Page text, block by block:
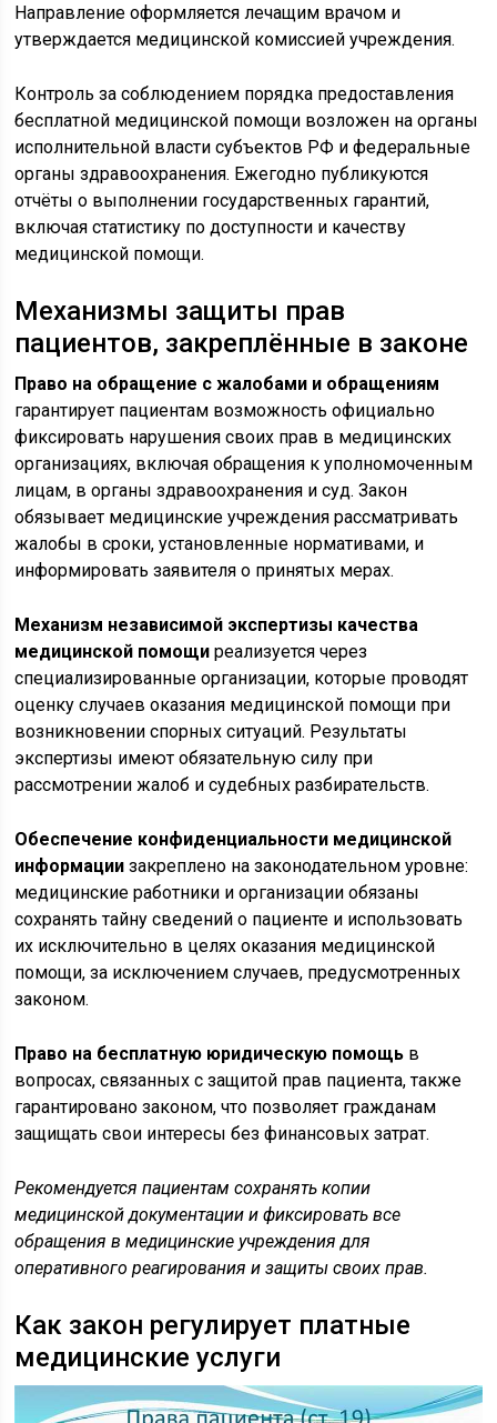
Направление оформляется лечащим врачом и
утверждается медицинской комиссией учреждения.
Контроль за соблюдением порядка предоставления
бесплатной медицинской помощи возложен на органы
исполнительной власти субъектов РФ и федеральные
органы здравоохранения. Ежегодно публикуются
отчёты о выполнении государственных гарантий,
включая статистику по доступности и качеству
медицинской помощи.
Механизмы защиты прав
пациентов, закреплённые в законе
Право на обращение с жалобами и обращениям
гарантирует пациентам возможность официально
фиксировать нарушения своих прав в медицинских
организациях, включая обращения к уполномоченным
лицам, в органы здравоохранения и суд. Закон
обязывает медицинские учреждения рассматривать
жалобы в сроки, установленные нормативами, и
информировать заявителя о принятых мерах.
Механизм независимой экспертизы качества
медицинской помощи реализуется через
специализированные организации, которые проводят
оценку случаев оказания медицинской помощи при
возникновении спорных ситуаций. Результаты
экспертизы имеют обязательную силу при
рассмотрении жалоб и судебных разбирательств.
Обеспечение конфиденциальности медицинской
информации закреплено на законодательном уровне:
медицинские работники и организации обязаны
сохранять тайну сведений о пациенте и использовать
их исключительно в целях оказания медицинской
помощи, за исключением случаев, предусмотренных
законом.
Право на бесплатную юридическую помощь в
вопросах, связанных с защитой прав пациента, также
гарантировано законом, что позволяет гражданам
защищать свои интересы без финансовых затрат.
Рекомендуется пациентам сохранять копии
медицинской документации и фиксировать все
обращения в медицинские учреждения для
оперативного реагирования и защиты своих прав.
Как закон регулирует платные
медицинские услуги